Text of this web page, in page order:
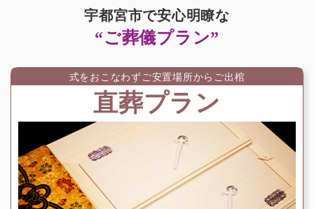
宇都宮市で安心明瞭な
“ご葬儀プラン”
式をおこなわずご安置場所からご出棺
直葬プラン